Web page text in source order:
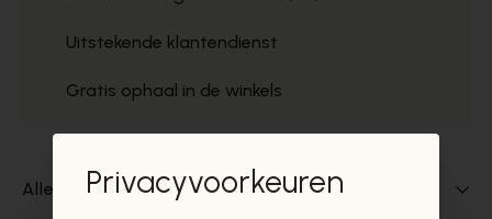
Uitstekende klantendienst
Gratis ophaal in de winkels
Alles over dit product
Privacyvoorkeuren